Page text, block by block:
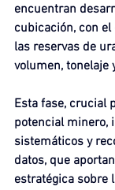
encuentran
cubicación, con
las reservas de
volumen, tonelaje
Esta fase, crucial
potencial minero,
sistemáticos y
datos, que
estratégica sobre